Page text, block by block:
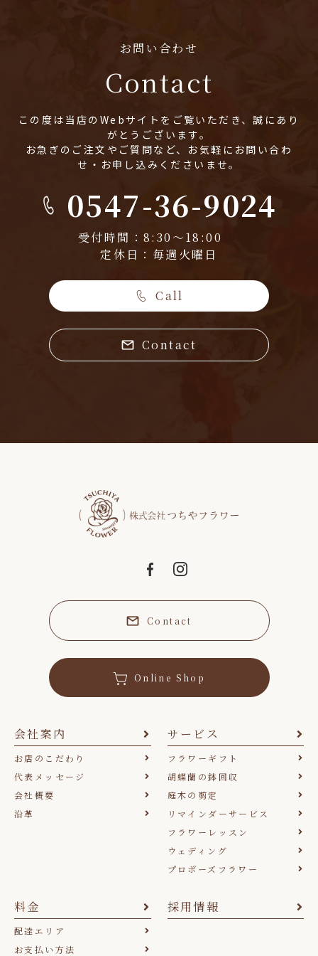
お問い合わせ
Contact
この度は当店のWebサイトをご覧いただき、誠にあり
がとうございます。
お急ぎのご注文やご質問など、お気軽にお問い合わ
せ・お申し込みくださいませ。
0547-36-9024
受付時間：8:30～18:00
定休日：毎週火曜日
Call
Contact
Contact
Online Shop
会社案内
お店のこだわり
代表メッセージ
会社概要
沿革
サービス
フラワーギフト
胡蝶蘭の鉢回収
庭木の剪定
リマインダーサービス
フラワーレッスン
ウェディング
プロポーズフラワー
料金
配達エリア
お支払い方法
採用情報